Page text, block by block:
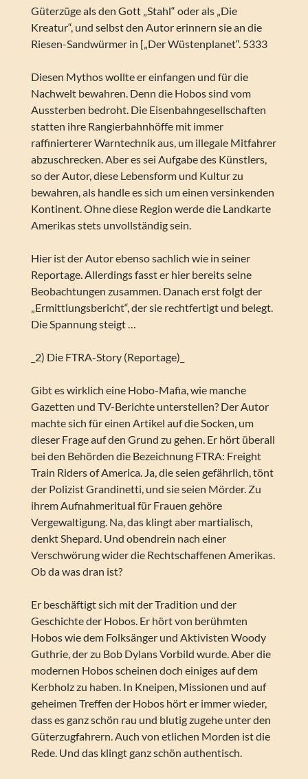
Güterzüge als den Gott „Stahl“ oder als „Die
Kreatur“, und selbst den Autor erinnern sie an die
Riesen-Sandwürmer in [„Der Wüstenplanet“. 5333
Diesen Mythos wollte er einfangen und für die
Nachwelt bewahren. Denn die Hobos sind vom
Aussterben bedroht. Die Eisenbahngesellschaften
statten ihre Rangierbahnhöffe mit immer
raffinierterer Warntechnik aus, um illegale Mitfahrer
abzuschrecken. Aber es sei Aufgabe des Künstlers,
so der Autor, diese Lebensform und Kultur zu
bewahren, als handle es sich um einen versinkenden
Kontinent. Ohne diese Region werde die Landkarte
Amerikas stets unvollständig sein.
Hier ist der Autor ebenso sachlich wie in seiner
Reportage. Allerdings fasst er hier bereits seine
Beobachtungen zusammen. Danach erst folgt der
„Ermittlungsbericht“, der sie rechtfertigt und belegt.
Die Spannung steigt …
_2) Die FTRA-Story (Reportage)_
Gibt es wirklich eine Hobo-Mafia, wie manche
Gazetten und TV-Berichte unterstellen? Der Autor
machte sich für einen Artikel auf die Socken, um
dieser Frage auf den Grund zu gehen. Er hört überall
bei den Behörden die Bezeichnung FTRA: Freight
Train Riders of America. Ja, die seien gefährlich, tönt
der Polizist Grandinetti, und sie seien Mörder. Zu
ihrem Aufnahmeritual für Frauen gehöre
Vergewaltigung. Na, das klingt aber martialisch,
denkt Shepard. Und obendrein nach einer
Verschwörung wider die Rechtschaffenen Amerikas.
Ob da was dran ist?
Er beschäftigt sich mit der Tradition und der
Geschichte der Hobos. Er hört von berühmten
Hobos wie dem Folksänger und Aktivisten Woody
Guthrie, der zu Bob Dylans Vorbild wurde. Aber die
modernen Hobos scheinen doch einiges auf dem
Kerbholz zu haben. In Kneipen, Missionen und auf
geheimen Treffen der Hobos hört er immer wieder,
dass es ganz schön rau und blutig zugehe unter den
Güterzugfahrern. Auch von etlichen Morden ist die
Rede. Und das klingt ganz schön authentisch.